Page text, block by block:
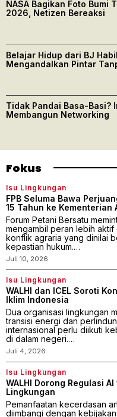
NASA Bagikan Foto Bumi
2026, Netizen Bereaksi
Belajar Hidup dari BJ
Mengandalkan Pintar
Tidak Pandai Basa-Basi?
Membangun Networking
Fokus
Isu Lingkungan
FPB Seluma Bawa
15 Tahun ke Kementerian
Forum Petani Bersatu
mengambil peran lebih aktif
konflik agraria yang dinilai
kepastian hukum.…
Juli 10, 2026
Isu Lingkungan
WALHI dan ICEL Soroti
Iklim Indonesia
Dua organisasi lingkungan
transisi energi dan
internasional perlu diikuti
di dalam negeri.…
Juli 4, 2026
Isu Lingkungan
WALHI Dorong Regulasi
Lingkungan
Pemanfaatan kecerdasan
diimbangi dengan